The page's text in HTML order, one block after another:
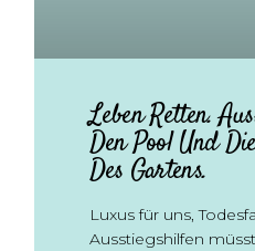
Leben Retten.
Den Pool Und
Des Gartens.
Luxus für uns,
Ausstiegshilfen